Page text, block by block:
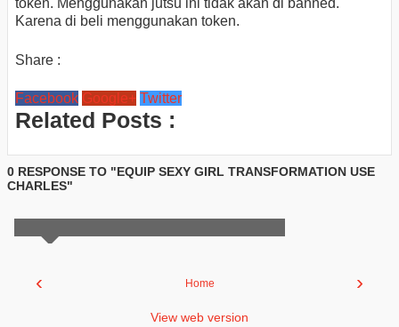
Karena di beli menggunakan token.
Share :
Facebook Google+ Twitter
Related Posts :
0 RESPONSE TO "EQUIP SEXY GIRL TRANSFORMATION USE
CHARLES"
‹ ›
Home
View web version